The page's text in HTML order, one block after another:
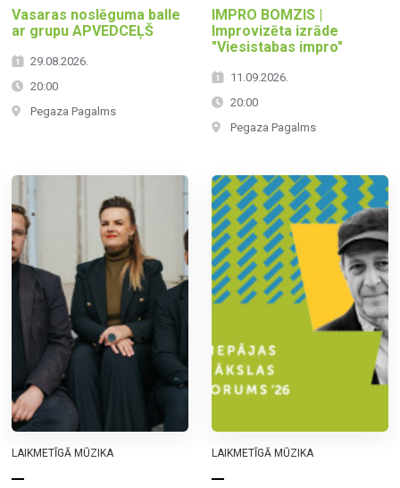
Vasaras noslēguma balle
ar grupu APVEDCEĻŠ
29.08.2026.
20:00
Pegaza Pagalms
IMPRO BOMZIS |
Improvizēta izrāde
"Viesistabas impro"
11.09.2026.
20:00
Pegaza Pagalms
LAIKMETĪGĀ MŪZIKA LAIKMETĪGĀ MŪZIKA